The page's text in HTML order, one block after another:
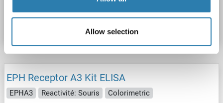
Allow selection
N° du produit ABIN581216
EPH Receptor A3 Kit ELISA
EPHA3 Reactivité: Souris Colorimetric